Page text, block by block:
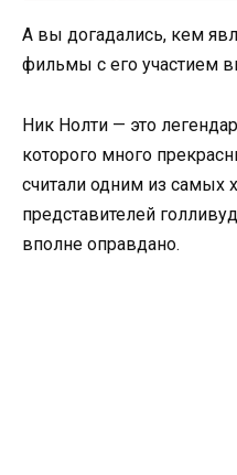
А вы догадались, кем
фильмы с его участием
Ник Нолти — это
которого много
считали одним из самых
представителей
вполне оправдано.